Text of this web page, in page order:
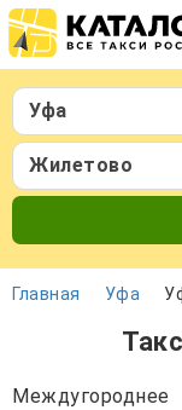
Уфа
Жилетово
Главная Уфа